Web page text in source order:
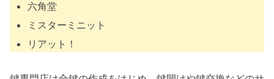
六角堂
ミスターミニット
リアット！